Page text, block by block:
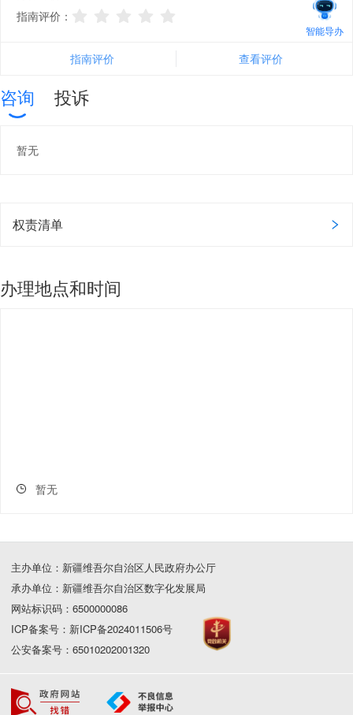
智能导办
指南评价：
指南评价 查看评价
咨询 投诉
暂无
权责清单
办理地点和时间
暂无
主办单位：新疆维吾尔自治区人民政府办公厅
承办单位：新疆维吾尔自治区数字化发展局
网站标识码：6500000086
ICP备案号：新ICP备2024011506号
公安备案号：65010202001320